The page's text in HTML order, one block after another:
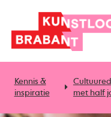
Kennis &
inspiratie
met half